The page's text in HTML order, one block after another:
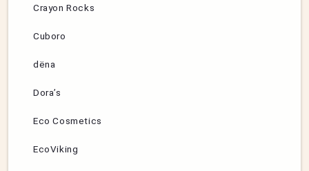
Crayon Rocks
Cuboro
dëna
Dora’s
Eco Cosmetics
EcoViking